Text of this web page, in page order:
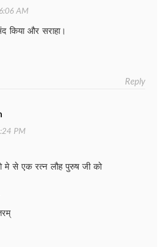
AM
किया और सराहा।
Reply
PM
मे से एक रत्न लौह पुरुष जी को